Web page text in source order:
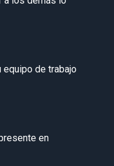
equipo de trabajo
en